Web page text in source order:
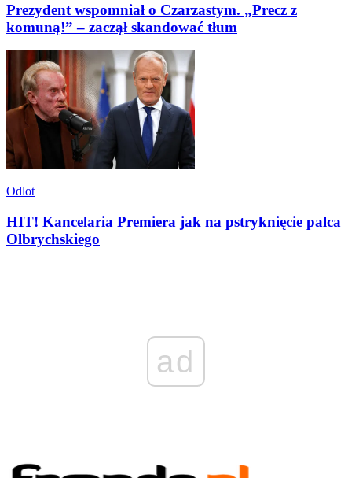
Prezydent wspomniał o Czarzastym. „Precz z
komuną!” – zaczął skandować tłum
Odlot
HIT! Kancelaria Premiera jak na pstryknięcie palca
Olbrychskiego
ad